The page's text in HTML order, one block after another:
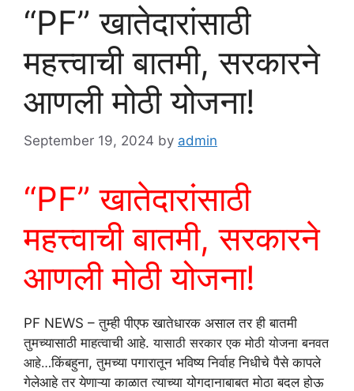
“PF” खातेदारांसाठी
महत्त्वाची बातमी, सरकारने
आणली मोठी योजना!
September 19, 2024 by admin
“PF” खातेदारांसाठी
महत्त्वाची बातमी, सरकारने
आणली मोठी योजना!
PF NEWS – तुम्ही पीएफ खातेधारक असाल तर ही बातमी
तुमच्यासाठी माहत्वाची आहे.यासाठी सरकार एक मोठी योजना बनवत
आहे…किंबहुना, तुमच्या पगारातून भविष्य निर्वाह निधीचे पैसे कापले
गेलेआहे तर येणाऱ्या काळात त्याच्या योगदानाबाबत मोठा बदल होऊ